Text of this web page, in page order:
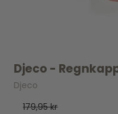
Djeco -
Djeco
179,95 kr